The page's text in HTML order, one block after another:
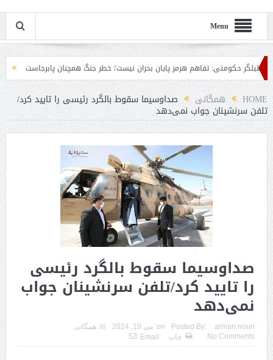
Menu
تفاهم هرمز پایان بحران نیست؛ خطر جنگ همچنان پابرجاست ایران؛
HOME همگانی صداوسیما سقوط بالگرد رئیسی را تایید کرد/
تلفن سرنشینان جواب نمی‌دهد
صداوسیما سقوط بالگرد رئیسی
را تایید کرد/تلفن سرنشینان جواب
نمی‌دهد
Posted By: arman nouri
on: می 19, 2024 In: همگانی
No Comments
چاپ Email